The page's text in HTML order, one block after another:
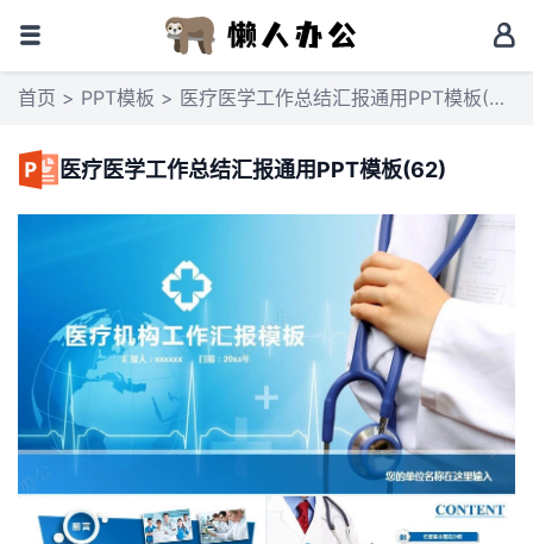
首页 > PPT模板 > 医疗医学工作总结汇报通用PPT模板(62)
医疗医学工作总结汇报通用PPT模板(62)